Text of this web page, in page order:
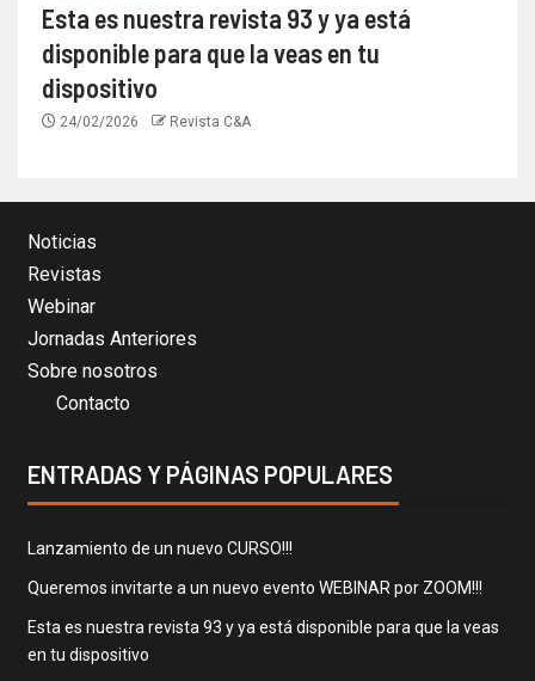
Esta es nuestra revista 93 y ya está
disponible para que la veas en tu
dispositivo
24/02/2026 Revista C&A
Noticias
Revistas
Webinar
Jornadas Anteriores
Sobre nosotros
Contacto
ENTRADAS Y PÁGINAS POPULARES
Lanzamiento de un nuevo CURSO!!!
Queremos invitarte a un nuevo evento WEBINAR por ZOOM!!!
Esta es nuestra revista 93 y ya está disponible para que la veas
en tu dispositivo